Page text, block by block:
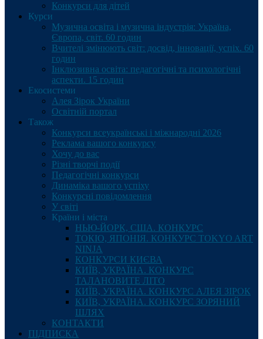
Конкурси для дітей
Курси
Музична освіта і музична індустрія: Україна,
Європа, світ. 60 годин
Вчителі змінюють світ: досвід, інновації, успіх. 60
годин
Інклюзивна освіта: педагогічні та психологічні
аспекти. 15 годин
Екосистеми
Алея Зірок України
Освітній портал
Також
Конкурси всеукраїнські і міжнародні 2026
Реклама вашого конкурсу
Хочу до вас
Різні творчі події
Педагогічні конкурси
Динаміка вашого успіху
Конкурсні повідомлення
У світі
Країни і міста
НЬЮ-ЙОРК, США. КОНКУРС
ТОКІО, ЯПОНІЯ. КОНКУРС TOKYO ART
NINJA
КОНКУРСИ КИЄВА
КИЇВ, УКРАЇНА. КОНКУРС
ТАЛАНОВИТЕ ЛІТО
КИЇВ, УКРАЇНА. КОНКУРС АЛЕЯ ЗІРОК
КИЇВ, УКРАЇНА. КОНКУРС ЗОРЯНИЙ
ШЛЯХ
КОНТАКТИ
ПІДПИСКА